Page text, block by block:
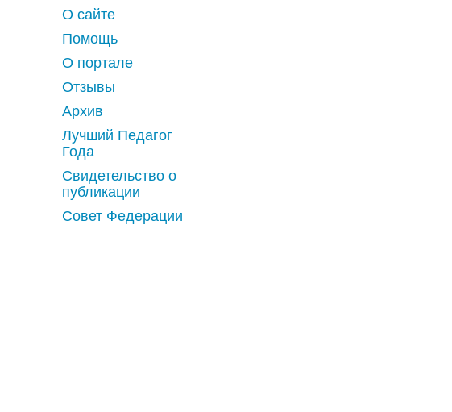
О сайте
Помощь
О портале
Отзывы
Архив
Лучший Педагог
Года
Свидетельство о
публикации
Совет Федерации